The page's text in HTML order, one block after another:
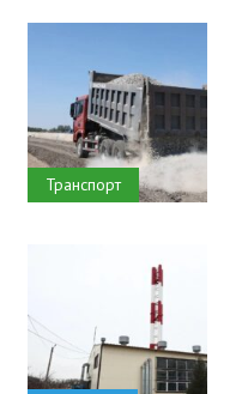
Транспорт